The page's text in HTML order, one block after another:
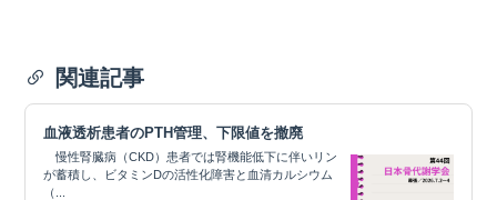
関連記事
血液透析患者のPTH管理、下限値を撤廃
慢性腎臓病（CKD）患者では腎機能低下に伴いリン
が蓄積し、ビタミンDの活性化障害と血清カルシウム
（...